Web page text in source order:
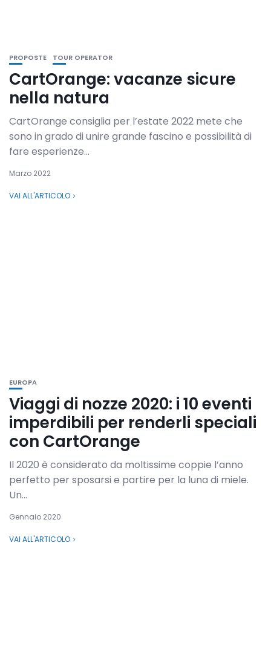
PROPOSTE TOUR OPERATOR
CartOrange: vacanze sicure
nella natura
CartOrange consiglia per l’estate 2022 mete che
sono in grado di unire grande fascino e possibilità di
fare esperienze...
Marzo 2022
VAI ALL'ARTICOLO
EUROPA
Viaggi di nozze 2020: i 10 eventi
imperdibili per renderli speciali
con CartOrange
Il 2020 è considerato da moltissime coppie l’anno
perfetto per sposarsi e partire per la luna di miele.
Un...
Gennaio 2020
VAI ALL'ARTICOLO